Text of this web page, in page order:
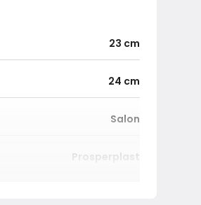
23 cm
24 cm
Salon
Prosperplast